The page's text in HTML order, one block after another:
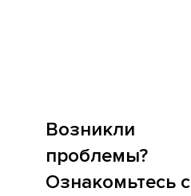
Возникли
проблемы?
Ознакомьтесь с